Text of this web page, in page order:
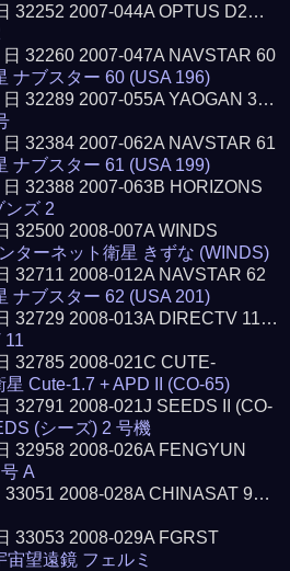
32252 2007-044A OPTUS D2…
32260 2007-047A NAVSTAR 60
ナブスター 60 (USA 196)
日 32289 2007-055A YAOGAN 3…
32384 2007-062A NAVSTAR 61
ナブスター 61 (USA 199)
32388 2007-063B HORIZONS
ンズ 2
32500 2008-007A WINDS
ターネット衛星 きずな (WINDS)
32711 2008-012A NAVSTAR 62
ナブスター 62 (USA 201)
32729 2008-013A DIRECTV 11…
11
32785 2008-021C CUTE-
星 Cute-1.7 + APD II (CO-65)
32791 2008-021J SEEDS II (CO-
(シーズ) 2 号機
32958 2008-026A FENGYUN
A
33051 2008-028A CHINASAT 9…
33053 2008-029A FGRST
宙望遠鏡 フェルミ